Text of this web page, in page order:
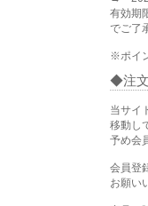
有効期
でご了
※ポイ
注
当サイ
移動し
予め会
会員登
お願い